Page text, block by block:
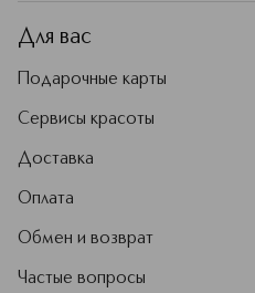
Для вас
Подарочные карты
Сервисы красоты
Доставка
Оплата
Обмен и возврат
Частые вопросы